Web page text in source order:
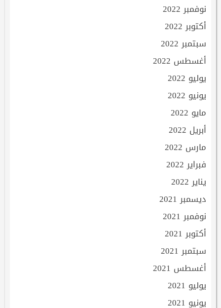
نوفمبر 2022
أكتوبر 2022
سبتمبر 2022
أغسطس 2022
يوليو 2022
يونيو 2022
مايو 2022
أبريل 2022
مارس 2022
فبراير 2022
يناير 2022
ديسمبر 2021
نوفمبر 2021
أكتوبر 2021
سبتمبر 2021
أغسطس 2021
يوليو 2021
يونيو 2021